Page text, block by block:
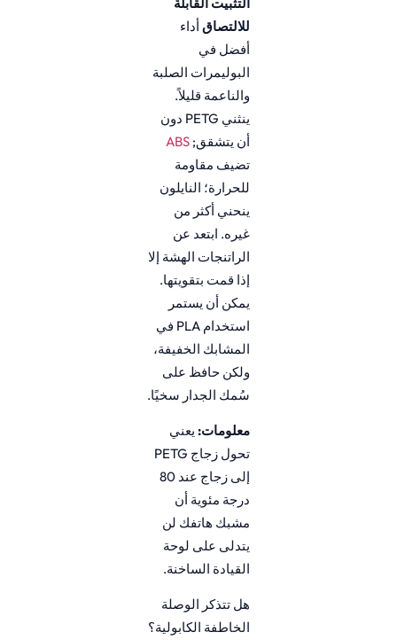
للالتصاقأداء
أفضل في
البوليمرات الصلبة
والناعمة قليلاً.
ينثني PETG دون
أن يتشقق; ABS
تضيف مقاومة
للحرارة؛ النايلون
ينحني أكثر من
غيره. ابتعد عن
الراتنجات الهشة إلا
إذا قمت بتقويتها.
يمكن أن يستمر
استخدام PLA في
المشابك الخفيفة،
ولكن حافظ على
سُمك الجدار سخيًا.
معلومات: يعني
تحول زجاج PETG
إلى زجاج عند 80
درجة مئوية أن
مشبك هاتفك لن
يتدلى على لوحة
القيادة الساخنة.
هل تتذكر الوصلة
الخاطفة الكابولية؟